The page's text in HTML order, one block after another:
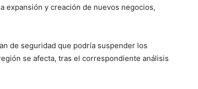
expansión y creación de nuevos negocios,
de seguridad que podría suspender los
se afecta, tras el correspondiente análisis